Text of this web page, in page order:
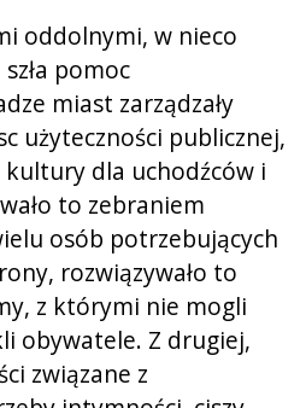
oddolnymi, w nieco
pomoc
miast zarządzały
użyteczności publicznej,
kultury dla uchodźców i
to zebraniem
osób potrzebujących
rozwiązywało to
z którymi nie mogli
obywatele. Z drugiej,
związane z